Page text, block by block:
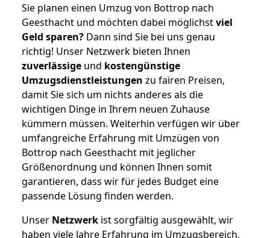
Sie planen einen Umzug von Bottrop nach
Geesthacht und möchten dabei möglichstviel
Geld sparen? Dann sind Sie bei uns genau
richtig! Unser Netzwerk bieten Ihnen
zuverlässige und kostengünstige
Umzugsdienstleistungen zu fairen Preisen,
damit Sie sich um nichts anderes als die
wichtigen Dinge in Ihrem neuen Zuhause
kümmern müssen. Weiterhin verfügen wir über
umfangreiche Erfahrung mit Umzügen von
Bottrop nach Geesthacht mit jeglicher
Größenordnung und können Ihnen somit
garantieren, dass wir für jedes Budget eine
passende Lösung finden werden.
Unser Netzwerk ist sorgfältig ausgewählt, wir
haben viele Jahre Erfahrung im Umzugsbereich.